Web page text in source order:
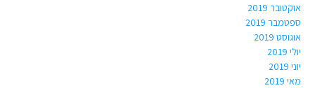
אוקטובר 2019
ספטמבר 2019
אוגוסט 2019
יולי 2019
יוני 2019
מאי 2019